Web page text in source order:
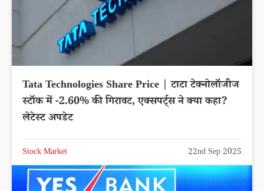
Tata Technologies Share Price | टाटा टेक्नोलॉजीज
स्टॉक में -2.60% की गिरावट, एक्सपर्ट्स ने क्या कहा?
लेटेस्ट अपडेट
Stock Market 22nd Sep 2025